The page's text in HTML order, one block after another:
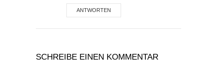
ANTWORTEN
SCHREIBE EINEN KOMMENTAR